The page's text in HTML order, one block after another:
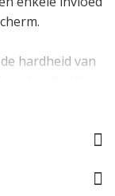
hardheid van
is en
Tab S6 bij